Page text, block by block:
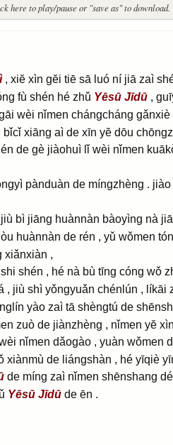
here to play/pause or "save as" to download.
, xiĕ xìn gĕi tiē sā luó ní jiā zaì
fù shén hé zhǔ Yēsū Jīdū ,
wèi nǐmen chángcháng
xiāng aì de xīn yĕ dōu
de gè jiàohuì lǐ wèi nǐmen
pànduàn de míngzhèng .
bì jiāng huànnàn bàoyìng nà
huànnàn de rén , yǔ wǒmen
xiǎnxiàn ,
shén , hé nà bù tīng cóng wǒ
, jiù shì yǒngyuǎn chénlún , líkāi
yào zaì tā shèngtú de
zuò de jiànzhèng , nǐmen yĕ
nǐmen dǎogào , yuàn wǒmen
xiànmù de liángshàn , hé yīqiè
de míng zaì nǐmen shēnshang
Yēsū Jīdū de ēn .